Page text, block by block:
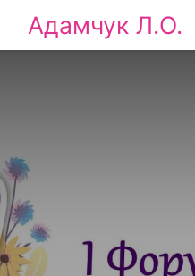
Адамчук Л.О.